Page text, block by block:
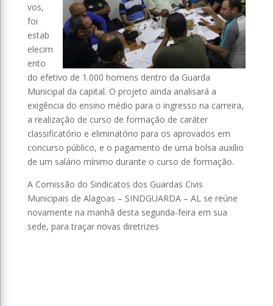
vos,
foi
estab
elecim
ento
do efetivo de 1.000 homens dentro da Guarda
Municipal da capital. O projeto ainda analisará a
exigência do ensino médio para o ingresso na carreira,
a realização de curso de formação de caráter
classificatório e eliminatório para os aprovados em
concurso público, e o pagamento de uma bolsa auxílio
de um salário mínimo durante o curso de formação.
A Comissão do Sindicatos dos Guardas Civis
Municipais de Alagoas – SINDGUARDA – AL se reúne
novamente na manhã desta segunda-feira em sua
sede, para traçar novas diretrizes